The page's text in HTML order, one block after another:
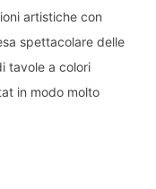
artistiche con
spettacolare delle
tavole a colori
in modo molto